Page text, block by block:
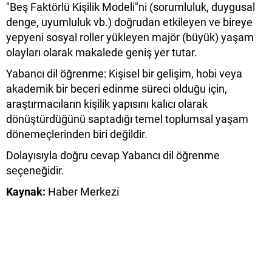
"Beş Faktörlü Kişilik Modeli"ni (sorumluluk, duygusal
denge, uyumluluk vb.) doğrudan etkileyen ve bireye
yepyeni sosyal roller yükleyen majör (büyük) yaşam
olayları olarak makalede geniş yer tutar.
​Yabancı dil öğrenme: Kişisel bir gelişim, hobi veya
akademik bir beceri edinme süreci olduğu için,
araştırmacıların kişilik yapısını kalıcı olarak
dönüştürdüğünü saptadığı temel toplumsal yaşam
dönemeçlerinden biri değildir.
​Dolayısıyla doğru cevap Yabancı dil öğrenme
seçeneğidir.
Kaynak: Haber Merkezi